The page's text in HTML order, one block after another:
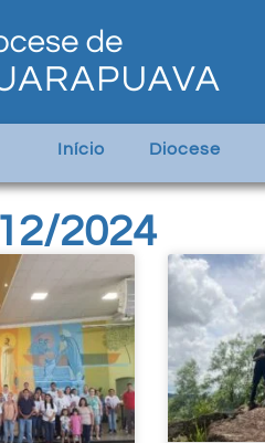
Início Diocese
2024